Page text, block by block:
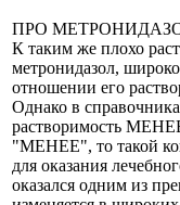
ПРО
К таким же плохо
метронидазол,
отношении его
Однако в
растворимость
"МЕНЕЕ", то такой
для оказания
оказался одним из